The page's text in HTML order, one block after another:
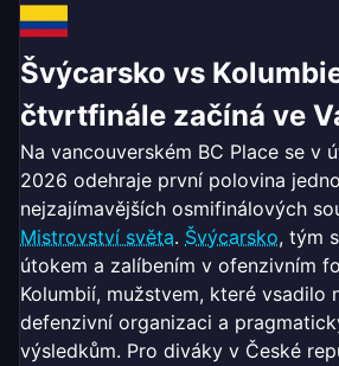
Švýcarsko vs
čtvrtfinále začíná ve
Na vancouverském BC Place se v
2026 odehraje první polovina
nejzajímavějších osmifinálových
Mistrovství světa. Švýcarsko, tým
útokem a zalíbením v ofenzivním
Kolumbií, mužstvem, které vsadilo
defenzivní organizaci a
výsledkům. Pro diváky v České